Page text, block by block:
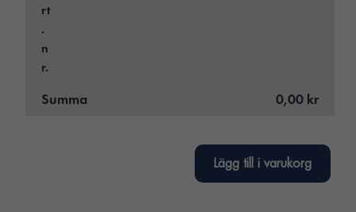
rt
.
n
r.
Summa 0,00 kr
Lägg till i varukorg